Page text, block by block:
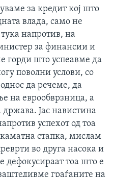
за кредит кој што
влада, само не
напротив, на
за финансии и
горди што успеавме да
поволни услови, со
да речеме, да
на еврообврзница, а
држава. Јас навистина
успехот од тоа
стапка, мислам
во друга насока и
дефокусираат тоа што е
граѓаните на